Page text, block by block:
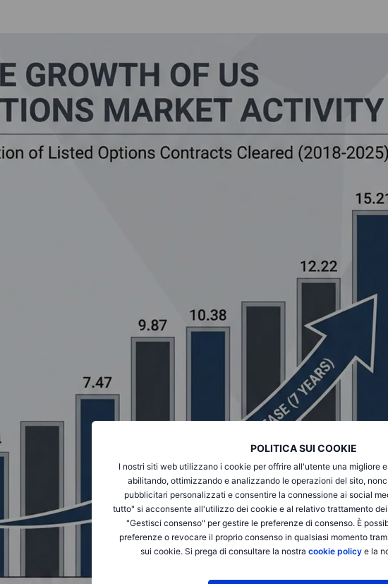
POLITICA SUI COOKIE
I nostri siti web utilizzano i cookie per offrire all'utente una migliore
abilitando, ottimizzando e analizzando le operazioni del sito,
pubblicitari personalizzati e consentire la connessione ai social
tutto" si acconsente all'utilizzo dei cookie e al relativo trattamento
"Gestisci consenso" per gestire le preferenze di consenso. È
preferenze o revocare il proprio consenso in qualsiasi momento
sui cookie. Si prega di consultare la nostra cookie policye la